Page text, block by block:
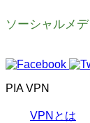
ソーシャルメ
PIA VPN
VPNとは